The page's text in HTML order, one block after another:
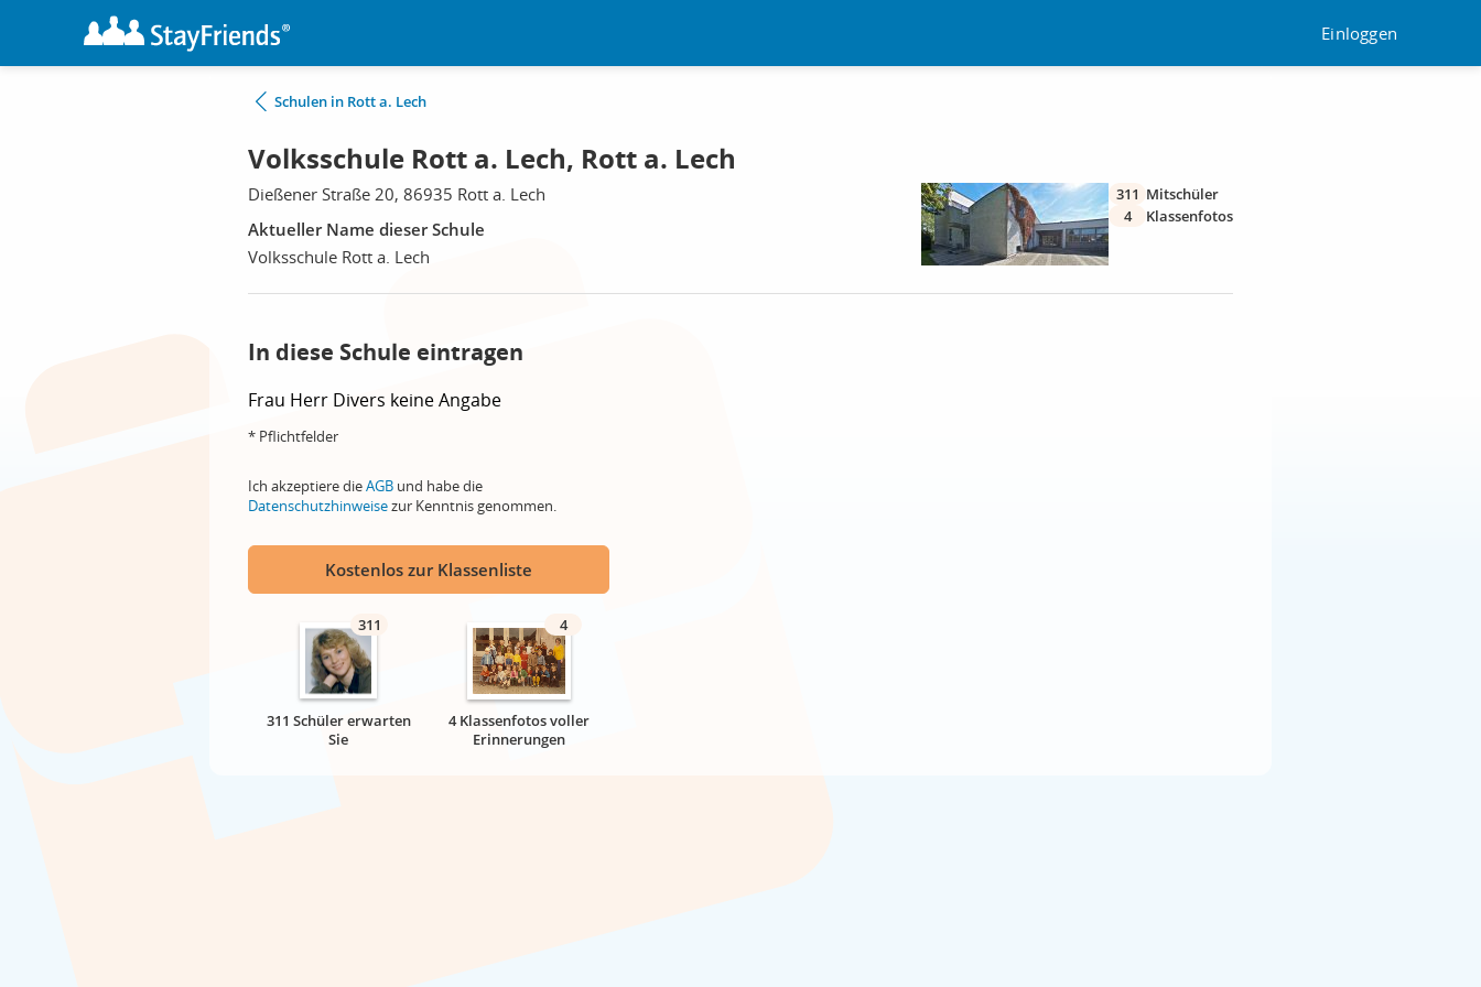
Einloggen
Schulen in Rott a. Lech
Volksschule Rott a. Lech, Rott a. Lech
Dießener Straße 20, 86935 Rott a. Lech
Aktueller Name dieser Schule
Volksschule Rott a. Lech
311 Mitschüler
4
Klassenfotos
In diese Schule eintragen
Frau Herr Divers keine Angabe
* Pflichtfelder
Ich akzeptiere dieAGB und habe die
Datenschutzhinweisezur Kenntnis genommen.
Kostenlos zur Klassenliste
311
311 Schüler erwarten
Sie
4
4 Klassenfotos voller
Erinnerungen